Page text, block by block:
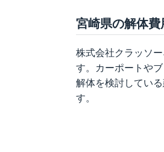
宮崎県の解体
株式会社クラッソ
す。カーポートや
解体を検討してい
す。